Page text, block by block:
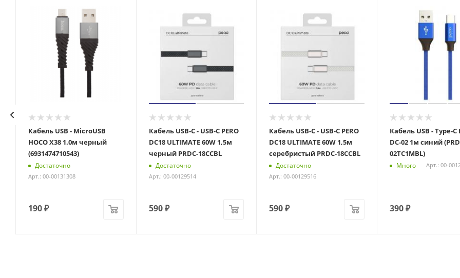
Кабель USB - MicroUSB
HOCO X38 1.0м черный
(6931474710543)
Достаточно
Арт.: 00-00131308
190₽
Кабель USB-С - USB-C PERO
DC18 ULTIMATE 60W 1,5м
черный PRDC-18CCBL
Достаточно
Арт.: 00-00129514
590₽
Кабель USB-С - USB-C PERO
DC18 ULTIMATE 60W 1,5м
серебристый PRDC-18CCBL
Достаточно
Арт.: 00-00129516
590₽
Кабель USB - Type-C
DC-02 1м синий
02TC1MBL)
Много Арт.: 00-
390₽